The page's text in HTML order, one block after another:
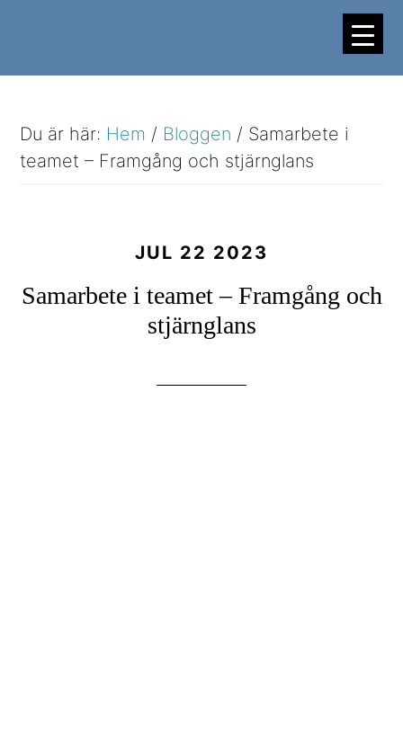
Du är här: Hem / Bloggen / Samarbete i
teamet – Framgång och stjärnglans
JUL 22 2023
Samarbete i teamet – Framgång och
stjärnglans